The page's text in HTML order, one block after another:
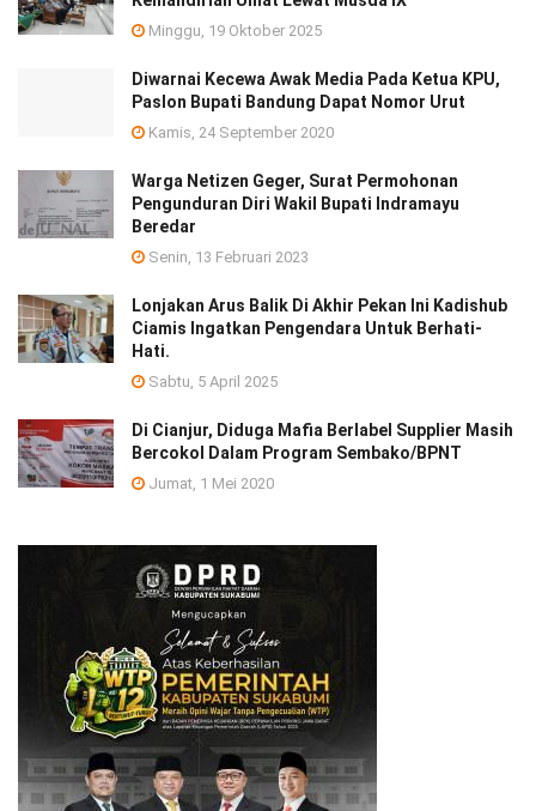
Minggu, 19 Oktober 2025
Diwarnai Kecewa Awak Media Pada Ketua KPU,
Paslon Bupati Bandung Dapat Nomor Urut
Kamis, 24 September 2020
Warga Netizen Geger, Surat Permohonan
Pengunduran Diri Wakil Bupati Indramayu
Beredar
Senin, 13 Februari 2023
Lonjakan Arus Balik Di Akhir Pekan Ini Kadishub
Ciamis Ingatkan Pengendara Untuk Berhati-
Hati.
Sabtu, 5 April 2025
Di Cianjur, Diduga Mafia Berlabel Supplier Masih
Bercokol Dalam Program Sembako/BPNT
Jumat, 1 Mei 2020